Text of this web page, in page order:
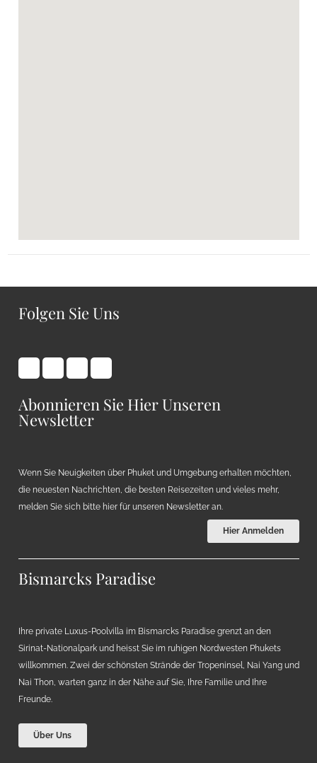
Folgen Sie Uns
Abonnieren Sie Hier Unseren
Newsletter
Wenn Sie Neuigkeiten über Phuket und Umgebung erhalten möchten,
die neuesten Nachrichten, die besten Reisezeiten und vieles mehr,
melden Sie sich bitte hier für unseren Newsletter an.
Hier Anmelden
Bismarcks Paradise
Ihre private Luxus-Poolvilla im Bismarcks Paradise grenzt an den
Sirinat-Nationalpark und heisst Sie im ruhigen Nordwesten Phukets
willkommen. Zwei der schönsten Strände der Tropeninsel, Nai Yang und
Nai Thon, warten ganz in der Nähe auf Sie, Ihre Familie und Ihre
Freunde.
Über Uns